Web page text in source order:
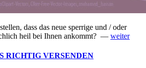
dass das neue sperrige und / oder
heil bei Ihnen ankommt? — weiter
RICHTIG VERSENDEN